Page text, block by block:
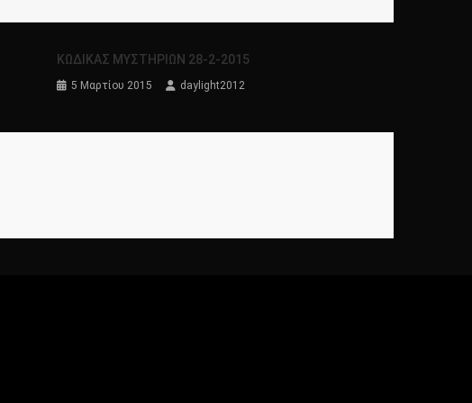
ΚΩΔΙΚΑΣ ΜΥΣΤΗΡΙΩΝ 28-2-2015
5 Μαρτίου 2015 daylight2012